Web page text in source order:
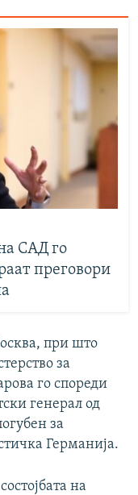
САД го
преговори
при што
за
го спореди
генерал од
за
Германија.
на